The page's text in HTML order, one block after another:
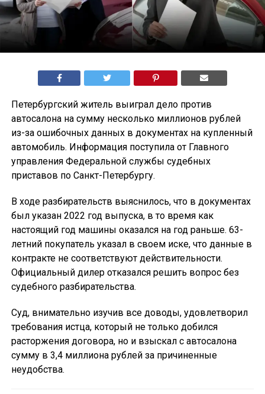
Петербургский житель выиграл дело против
автосалона на сумму несколько миллионов рублей
из-за ошибочных данных в документах на купленный
автомобиль. Информация поступила от Главного
управления Федеральной службы судебных
приставов по Санкт-Петербургу.
В ходе разбирательств выяснилось, что в документах
был указан 2022 год выпуска, в то время как
настоящий год машины оказался на год раньше. 63-
летний покупатель указал в своем иске, что данные в
контракте не соответствуют действительности.
Официальный дилер отказался решить вопрос без
судебного разбирательства.
Суд, внимательно изучив все доводы, удовлетворил
требования истца, который не только добился
расторжения договора, но и взыскал с автосалона
сумму в 3,4 миллиона рублей за причиненные
неудобства.